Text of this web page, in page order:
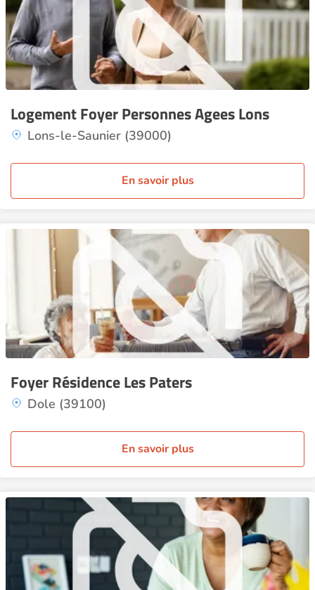
Logement Foyer Personnes Agees Lons
Lons-le-Saunier (39000)
En savoir plus
Foyer Résidence Les Paters
Dole (39100)
En savoir plus